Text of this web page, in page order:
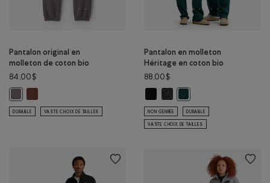
Pantalon original en
molleton de coton bio
84,00$
Pantalon original en molleton de coton bio: GRIS FALAISE Couleur
Pantalon original en molleton de coton bio: BRUN ROUILLE Couleur
DURABLE VASTE CHOIX DE TAILLES
Pantalon en molleton
Héritage en coton bio
88,00$
Pantalon en molleton Héritage
Pantalon en molleton
NON GENRÉE DURABLE
VASTE CHOIX DE TAILLES